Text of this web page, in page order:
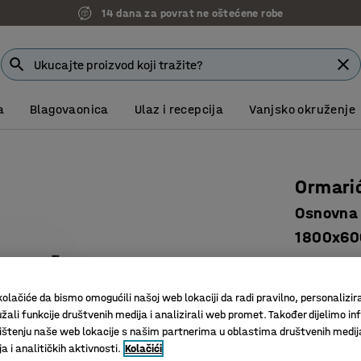
14 dana za povrat ne oštećene robe
Blagovaonica Ulaz i recepcija Vanjsko okruženje
Art. br.:
S
S
da bismo omogućili našoj web lokaciji da radi pravilno,
funkcije društvenih medija i analizirali web promet. Također dijelimo
naše web lokacije s našim partnerima u oblastima društvenih
i analitičkih aktivnosti. Kolačići